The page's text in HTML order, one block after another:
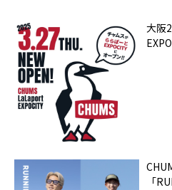
大阪
「